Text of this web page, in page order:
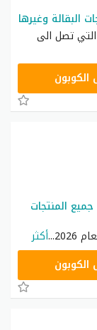
تصل الى
2026 وفر 40% على جميع المنتجات
...أكثر